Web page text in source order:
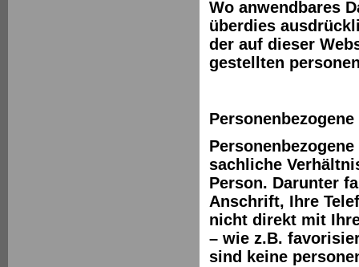
Wo anwendbares
überdies
der auf dieser
gestellten
Personenbezogene
sachliche
Person. Darunter
Anschrift, Ihre
nicht direkt mit
– wie z.B.
sind keine